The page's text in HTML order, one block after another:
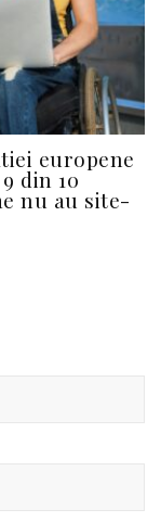
europene
din 10
nu au site-